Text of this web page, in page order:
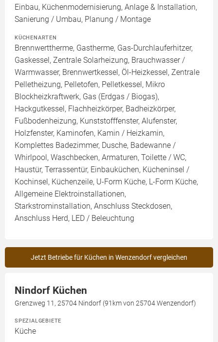
Einbau, Küchenmodernisierung, Anlage & Installation,
Sanierung / Umbau, Planung / Montage
KÜCHENARTEN
Brennwerttherme, Gastherme, Gas-Durchlauferhitzer,
Gaskessel, Zentrale Solarheizung, Brauchwasser /
Warmwasser, Brennwertkessel, Öl-Heizkessel, Zentrale
Pelletheizung, Pelletofen, Pelletkessel, Mikro
Blockheizkraftwerk, Gas (Erdgas / Biogas),
Hackgutkessel, Flachheizkörper, Badheizkörper,
Fußbodenheizung, Kunststofffenster, Alufenster,
Holzfenster, Kaminofen, Kamin / Heizkamin,
Komplettes Badezimmer, Dusche, Badewanne /
Whirlpool, Waschbecken, Armaturen, Toilette / WC,
Haustür, Terrassentür, Einbauküchen, Kücheninsel /
Kochinsel, Küchenzeile, U-Form Küche, L-Form Küche,
Allgemeine Elektroinstallationen,
Starkstrominstallation, Anschluss Steckdosen,
Anschluss Herd, LED / Beleuchtung
Jetzt Betriebe für Küchen in Wenzendorf vergleichen
Nindorf Küchen
Grenzweg 11, 25704 Nindorf (91km von 25704 Wenzendorf)
SPEZIALGEBIETE
Küche